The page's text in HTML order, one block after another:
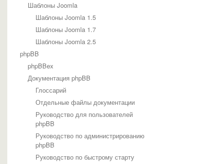
Шаблоны Joomla
Шаблоны Joomla 1.5
Шаблоны Joomla 1.7
Шаблоны Joomla 2.5
phpBB
phpBBex
Документация phpBB
Глоссарий
Отдельные файлы документации
Руководство для пользователей
phpBB
Руководство по администрированию
phpBB
Руководство по быстрому старту